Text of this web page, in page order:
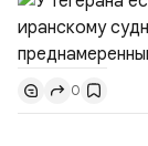
не была
конференции в
ожидает от
подтвер...
0